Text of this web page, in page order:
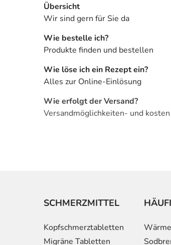
Übersicht
Wir sind gern für Sie da
Wie bestelle ich?
Produkte finden und bestellen
Wie löse ich ein Rezept ein?
Alles zur Online-Einlösung
Wie erfolgt der Versand?
Versandmöglichkeiten- und kosten
SCHMERZMITTEL
Kopfschmerztabletten
Migräne Tabletten